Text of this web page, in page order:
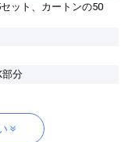
ット、カートンの50
部分